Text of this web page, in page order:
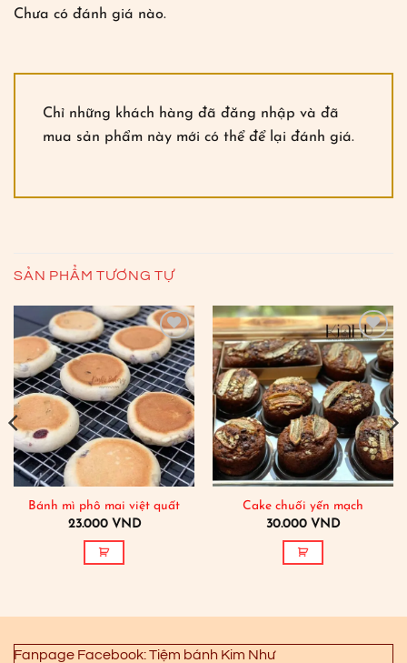
Chưa có đánh giá nào.
Chỉ những khách hàng đã đăng nhập và đã
mua sản phẩm này mới có thể để lại đánh giá.
SẢN PHẨM TƯƠNG TỰ
Add to
wishlist
Bánh mì phô mai việt quất
23.000 VND
Add to
wishlist
Cake chuối yến mạch
30.000 VND
Fanpage Facebook: Tiệm bánh Kim Như